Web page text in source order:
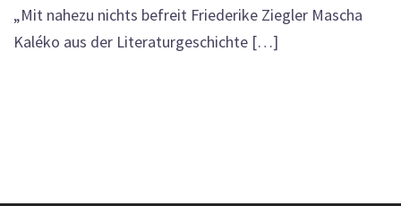
„Mit nahezu nichts befreit Friederike Ziegler Mascha
Kaléko aus der Literaturgeschichte […]